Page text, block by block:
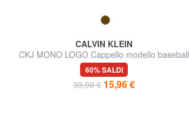
CALVIN KLEIN
CKJ MONO LOGO Cappello modello baseball
in cotone
60% SALDI
39,90 € 15,96 €